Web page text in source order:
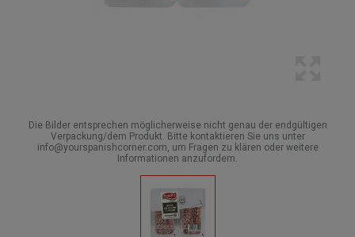
Die Bilder entsprechen möglicherweise nicht genau der endgültigen
Verpackung/dem Produkt. Bitte kontaktieren Sie uns unter
info@yourspanishcorner.com, um Fragen zu klären oder weitere
Informationen anzufordern.